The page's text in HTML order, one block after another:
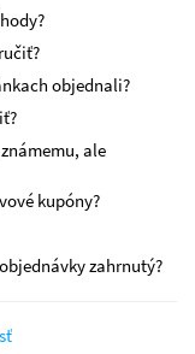
objednali?
ale
kupóny?
zahrnutý?